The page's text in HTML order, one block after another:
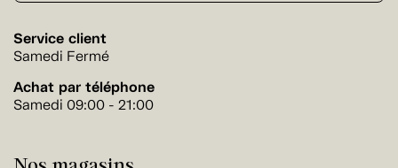
Service client
Samedi Fermé
Achat par téléphone
Samedi 09:00 - 21:00